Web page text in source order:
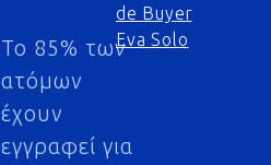
Το 85% των
ατόμων
έχουν
εγγραφεί για
de Buyer
Eva Solo